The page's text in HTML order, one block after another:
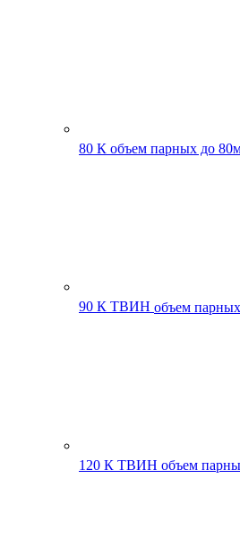
80 К объем парных до
90 К ТВИН объем
120 К ТВИН объем